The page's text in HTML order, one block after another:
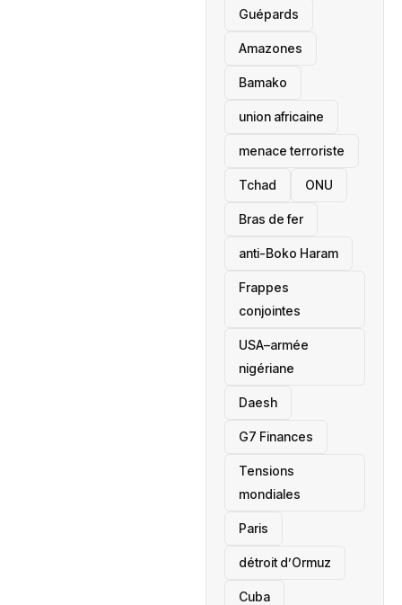
Guépards
Amazones
Bamako
union africaine
menace terroriste
‎Tchad ONU
Bras de fer
anti-Boko Haram
Frappes
conjointes
USA–armée
nigériane
Daesh
‎G7 Finances
Tensions
mondiales
Paris
détroit d’Ormuz
‎Cuba